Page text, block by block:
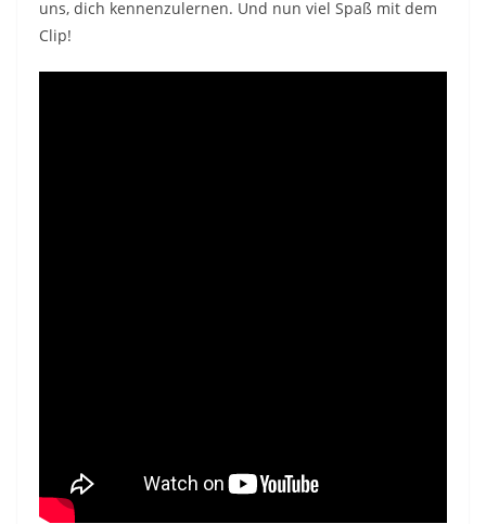
uns, dich kennenzulernen. Und nun viel Spaß mit dem
Clip!